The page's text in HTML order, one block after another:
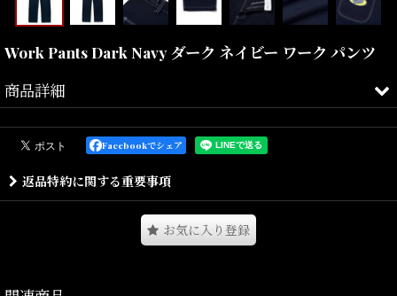
Work Pants Dark Navy ダーク ネイビー ワーク パンツ
商品詳細
2008年、スケートショップのマネージャーだった、ガース・マリア
ーノとフィルマーのマット・エバンスが立ち上げたオーストラリア
独自の世界観でNYのLABORなどコアなお店のみで展開中。
ライダーには日本でも有名なベン・ゴアをはじめ、オーストラリア
やUSAのラーダーが所属する。
Facebookでシェア
返品特約に関する重要事項
お気に入り登録